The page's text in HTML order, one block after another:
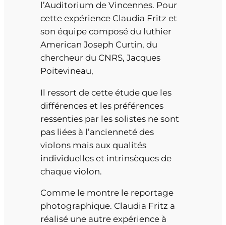
l’Auditorium de Vincennes. Pour
cette expérience Claudia Fritz et
son équipe composé du luthier
American Joseph Curtin, du
chercheur du CNRS, Jacques
Poitevineau,
Il ressort de cette étude que les
différences et les préférences
ressenties par les solistes ne sont
pas liées à l’ancienneté des
violons mais aux qualités
individuelles et intrinsèques de
chaque violon.
Comme le montre le reportage
photographique. Claudia Fritz a
réalisé une autre expérience à